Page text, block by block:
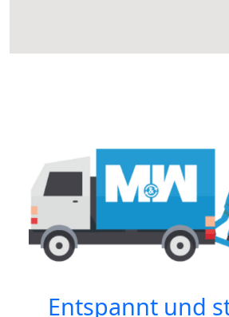
Entspannt und